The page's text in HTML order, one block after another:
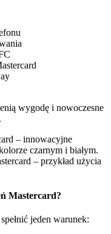
wygodę i nowoczesne
Mastercard?
jeden warunek: